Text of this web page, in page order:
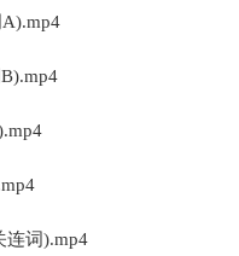
连词).mp4